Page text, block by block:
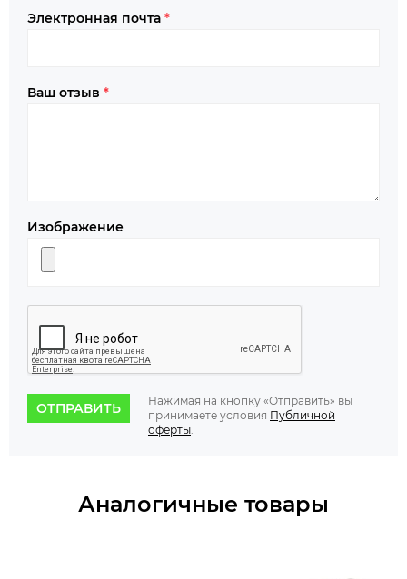
Электронная почта *
Ваш отзыв *
Изображение
ОТПРАВИТЬ
Нажимая на кнопку «Отправить» вы
принимаете условия Публичной
оферты
Аналогичные товары